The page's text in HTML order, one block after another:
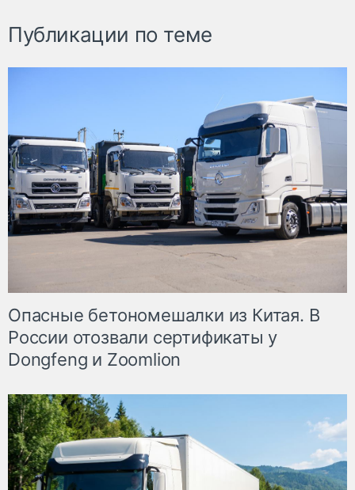
Публикации по теме
Опасные бетономешалки из Китая. В
России отозвали сертификаты у
Dongfeng и Zoomlion